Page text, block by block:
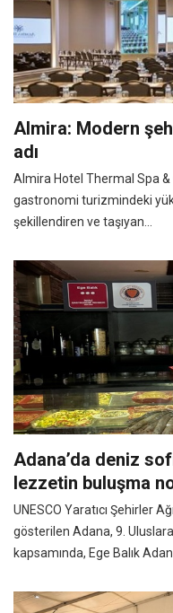
Almira: Modern
adı
Almira Hotel Thermal Spa &
gastronomi turizmindeki
şekillendiren ve taşıyan...
Adana’da deniz
lezzetin buluşma
UNESCO Yaratıcı Şehirler
gösterilen Adana, 9.
kapsamında, Ege Balık